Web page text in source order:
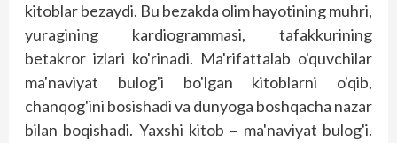
kitoblar bezaydi. Bu be­zakda olim hayotining muhri,
yuragining kardiogrammasi, tafakkurining
betakror izlari ko'rinadi. Ma'rifattalab o'quvchilar
ma'naviyat bulog'i bo'lgan kitoblarni o'qib,
chanqog'ini bosishadi va dunyoga bosh­qacha nazar
bilan boqishadi. Yaxshi kitob – ma'naviyat bulog'i.